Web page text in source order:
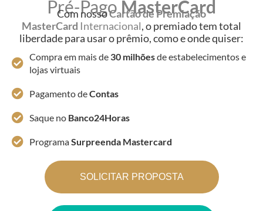
Pré-Pago MasterCard
Com nossoCartão de Premiação
MasterCard Internacional, o premiado tem total
liberdade para usar o prêmio, como e onde quiser:
Compra em mais de 30 milhõesde estabelecimentos e
lojas virtuais
Pagamento deContas
Saque no Banco24Horas
ProgramaSurpreenda Mastercard
SOLICITAR PROPOSTA